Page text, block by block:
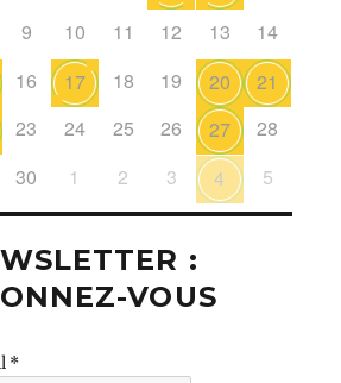
9 10 11 12 13
14
16 17 18 19 20
21
23 24 25 26 27
28
30 1 2 3 4 5
:
VOUS
*